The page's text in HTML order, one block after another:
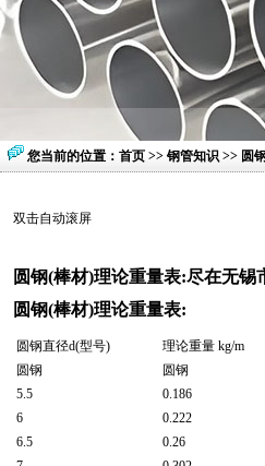
您当前的位置： 首页 >> 钢管知识 >> 圆
双击自动滚屏
圆钢(棒材)理论重量表:尽在无锡
圆钢(棒材)理论重量表:
圆钢直径d(型号) 理论重量 kg/m
圆钢
圆钢
5.5
0.186
6
0.222
6.5
0.26